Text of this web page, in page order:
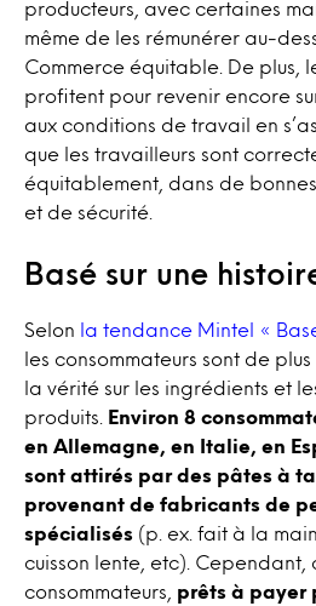
producteurs, avec certaines
même de les rémunérer au-
Commerce équitable. De plus,
profitent pour revenir encore
aux conditions de travail en
que les travailleurs sont
équitablement, dans de
et de sécurité.
Basé sur une
Selon la tendance Mintel «
les consommateurs sont de
la vérité sur les ingrédients et
produits.
Environ 8
en Allemagne, en Italie, en
sont attirés par des pâtes à
provenant de fabricants de
spécialisés (p. ex. fait à la
cuisson lente, etc). Cependant,
consommateurs, prêts à payer